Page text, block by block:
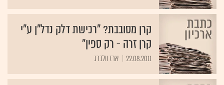
קרן מסובבת? "רכישת דלק נדל"ן ע"י
קרן זרה - רק ספין"
22.08.2011 ארז וולברג